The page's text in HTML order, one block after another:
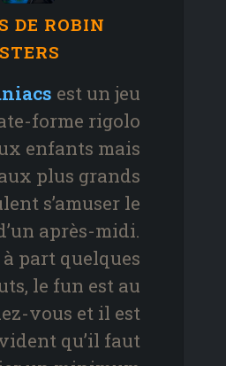
DE ROBIN
est un jeu
forme rigolo
enfants mais
plus grands
s’amuser le
après-midi.
part quelques
le fun est au
vous et il est
qu’il faut